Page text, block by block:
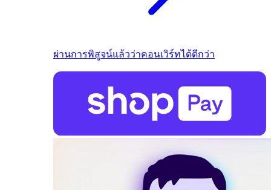
ผ่านการพิสูจน์แล้วว่าคอนเวิร์ทได้ดีกว่า